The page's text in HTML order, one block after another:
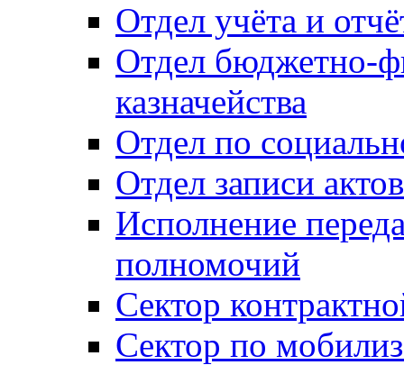
Отдел учёта и
Отдел бюджетно-
казначейства
Отдел по
Отдел записи
Исполнение
полномочий
Сектор
Сектор по